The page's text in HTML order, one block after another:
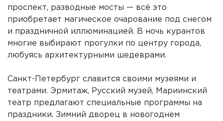
проспект, разводные мосты — всё это
приобретает магическое очарование под снегом
и праздничной иллюминацией. В ночь курантов
многие выбирают прогулки по центру города,
любуясь архитектурными шедеврами.
Санкт-Петербург славится своими музеями и
театрами. Эрмитаж, Русский музей, Мариинский
театр предлагают специальные программы на
праздники. Зимний дворец в новогоднем